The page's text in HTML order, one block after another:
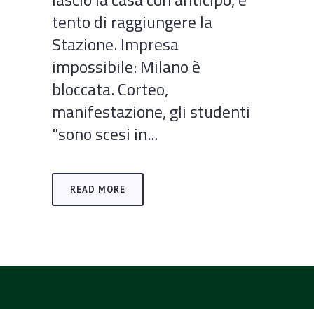
tento di raggiungere la
Stazione. Impresa
impossibile: Milano è
bloccata. Corteo,
manifestazione, gli studenti
"sono scesi in...
READ MORE